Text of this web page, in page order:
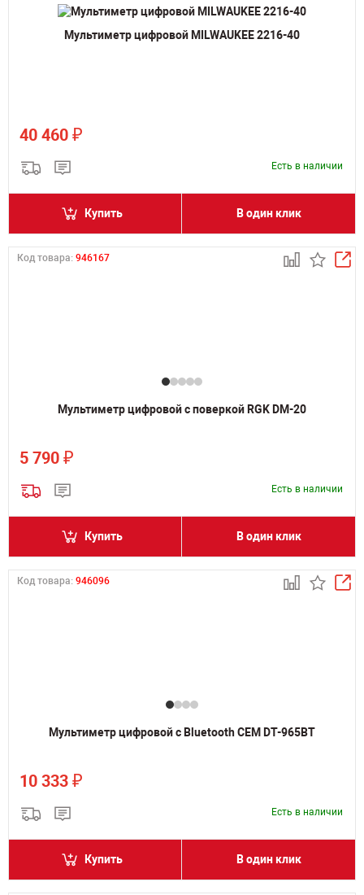
Мультиметр цифровой MILWAUKEE 2216-40
40 460 ₽
Есть в наличии
Купить В один клик
Код товара: 946167
Мультиметр цифровой с поверкой RGK DM-20
5 790 ₽
Есть в наличии
Купить В один клик
Код товара: 946096
Мультиметр цифровой с Bluetooth CEM DT-965BT
10 333 ₽
Есть в наличии
Купить В один клик